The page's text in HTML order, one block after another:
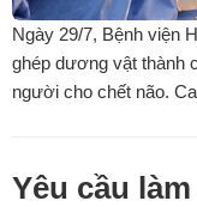
Ngày 29/7, Bệnh viện
ghép dương vật thành
người cho chết não.
Việt Nam, mở ra cơ
Yêu cầu